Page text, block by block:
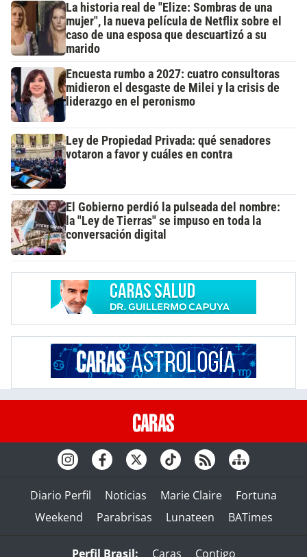
La historia real de "Elize: Sombras de una
mujer", la nueva película de Netflix sobre el
caso de una esposa que descuartizó a su
marido
Encuesta rumbo a 2027: cuatro consultoras
midieron el desgaste de Milei y la crisis de
liderazgo en el peronismo
Ley de Propiedad Privada: qué senadores
votaron a favor y cuáles en contra
El Gobierno perdió la pulseada del nombre:
la "Ley de Tierras" se impuso en toda la
conversación digital
Diario Perfil Noticias Marie Claire
Fortuna
Weekend
Parabrisas Lunateen BATimes
Perfil Brasil: Caras Contigo